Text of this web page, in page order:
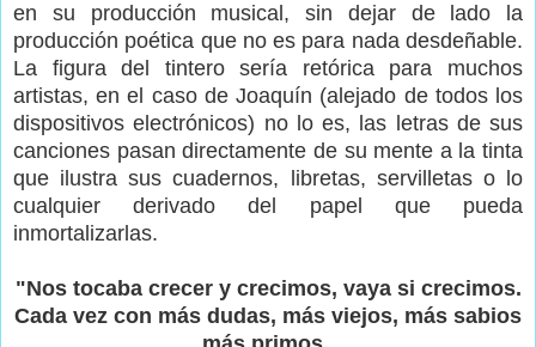
en su producción musical, sin dejar de lado la
producción poética que no es para nada desdeñable.
La figura del tintero sería retórica para muchos
artistas, en el caso de Joaquín (alejado de todos los
dispositivos electrónicos) no lo es, las letras de sus
canciones pasan directamente de su mente a la tinta
que ilustra sus cuadernos, libretas, servilletas o lo
cualquier derivado del papel que pueda
inmortalizarlas.
"Nos tocaba crecer y crecimos, vaya si crecimos.
Cada vez con más dudas, más viejos, más sabios